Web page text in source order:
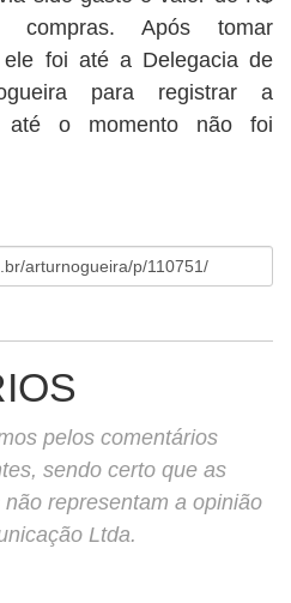
Após tomar
foi até a Delegacia de
para registrar a
até o momento não foi
pelos comentários
sendo certo que as
representam a opinião
Ltda.